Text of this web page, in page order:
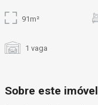
91m²
1 vaga
Sobre este imóvel